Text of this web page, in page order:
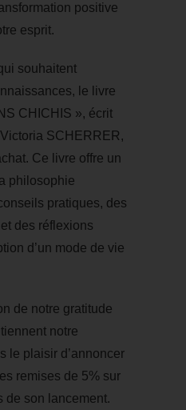
positive
esprit.
souhaitent
le livre
CHICHIS », écrit
SCHERRER,
Ce livre offre un
philosophie
pratiques, des
des réflexions
d’un mode de vie
de notre gratitude
notre
le plaisir d’annoncer
remises de 5% sur
de son lancement.